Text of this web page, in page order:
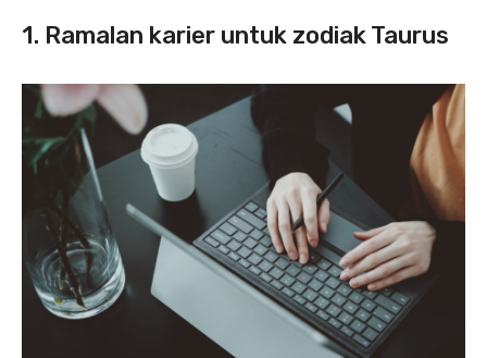
1. Ramalan karier untuk zodiak Taurus